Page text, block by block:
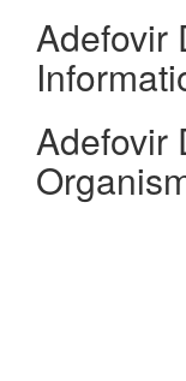
Adefovir
Adefovir